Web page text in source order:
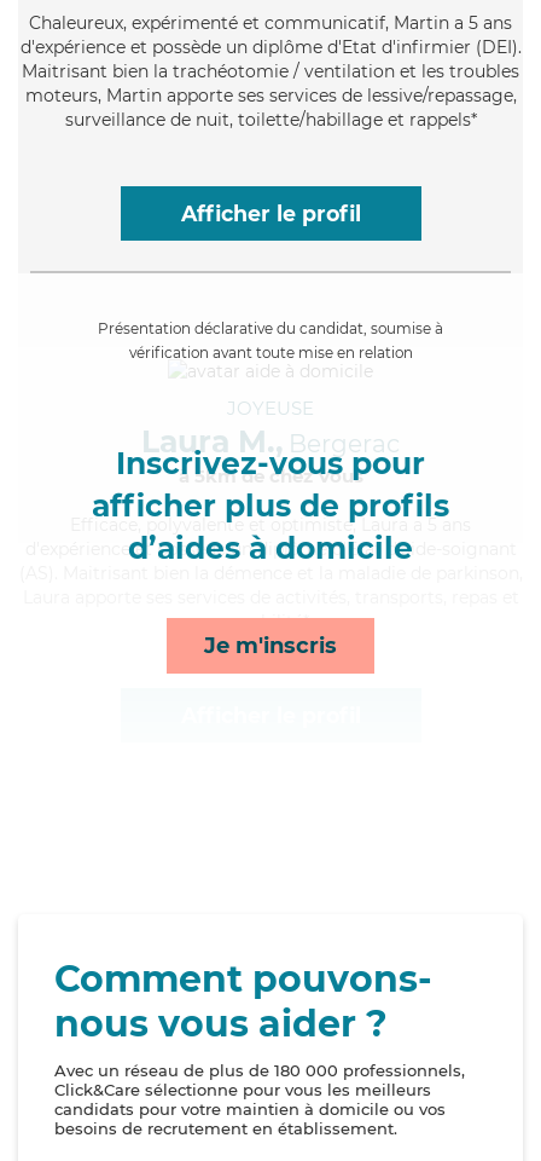
Chaleureux, expérimenté et communicatif, Martin a 5 ans
d'expérience et possède un diplôme d'Etat d'infirmier (DEI).
Maitrisant bien la trachéotomie / ventilation et les troubles
moteurs, Martin apporte ses services de lessive/repassage,
surveillance de nuit, toilette/habillage et rappels*
Afficher le profil
Présentation déclarative du candidat, soumise à
vérification avant toute mise en relation
Inscrivez-vous pour
afficher plus de profils
d’aides à domicile
Je m'inscris
JOYEUSE
Laura M., Bergerac
à 5km de chez Vous
, polyvalente et optimiste, Laura a 5 ans
d'expérience et possède un diplôme d'Etat d'aide-soignant
mobilité*
Comment pouvons-
nous vous aider ?
Avec un réseau de plus de 180 000 professionnels,
Click&Care sélectionne pour vous les meilleurs
candidats pour votre maintien à domicile ou vos
besoins de recrutement en établissement.